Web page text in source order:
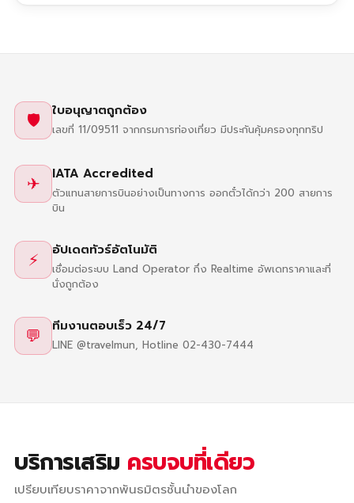
🛡 ใบอนุญาตถูกต้อง
เลขที่ 11/09511 จากกรมการท่องเที่ยว มีประกันคุ้มครองทุกทริป
✈ IATA Accredited
ตัวแทนสายการบินอย่างเป็นทางการ ออกตั๋วได้กว่า 200 สายการ
บิน
⚡ อัปเดตทัวร์อัตโนมัติ
เชื่อมต่อระบบ Land Operator กึ่ง Realtime อัพเดทราคาและที่
นั่งถูกต้อง
💬 ทีมงานตอบเร็ว 24/7
LINE @travelmun, Hotline 02-430-7444
บริการเสริม ครบจบที่เดียว
เปรียบเทียบราคาจากพันธมิตรชั้นนำของโลก